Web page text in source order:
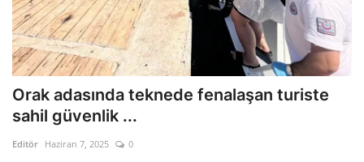
Orak adasında teknede fenalaşan turiste
sahil güvenlik ...
Editör Haziran 7, 2025 0